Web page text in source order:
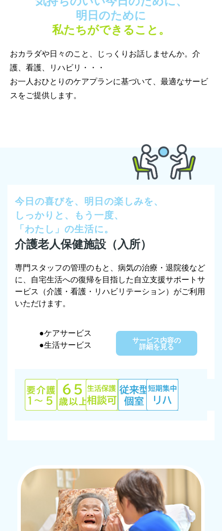
明日のために
私たちができること。
おカラダや日々のこと、じっくりお話しませんか。介
護、看護、リハビリ・・・
お一人おひとりのケアプランに基づいて、最適なサービ
スをご提供します。
今日の喜びを、明日の楽しみを、
しっかりと、もう一度、
「わたし」の生活に。
介護老人保健施設（入所）
専門スタッフの管理のもと、病気の治療・退院後など
に、自宅生活への復帰を目指した自立支援サポートサ
ービス（介護・看護・リハビリテーション）がご利用
いただけます。
●ケアサービス
●生活サービス
サービス内容の
詳細を見る